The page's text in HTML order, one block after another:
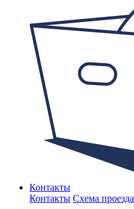
Контакты
Контакты Схема проезда